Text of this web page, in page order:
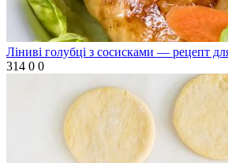
Ліниві голубці з сосисками — рецепт
314 0 0